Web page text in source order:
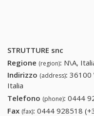
STRUTTURE snc
Regione (region): N\A,
Indirizzo (address): 36100
Italia
Telefono (phone): 0444
Fax (fax): 0444 928518